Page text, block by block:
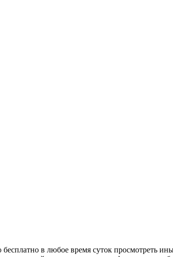
в любое время суток просмотреть